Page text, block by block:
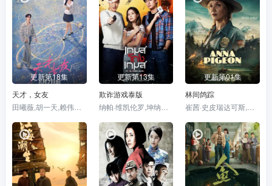
更新第18集
天才，女友
更新第13集
欺诈游戏泰版
更新第01集
林间鸽踪